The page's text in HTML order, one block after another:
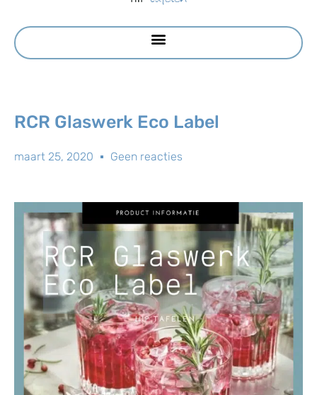
RCR Glaswerk Eco Label
maart 25, 2020 Geen reacties